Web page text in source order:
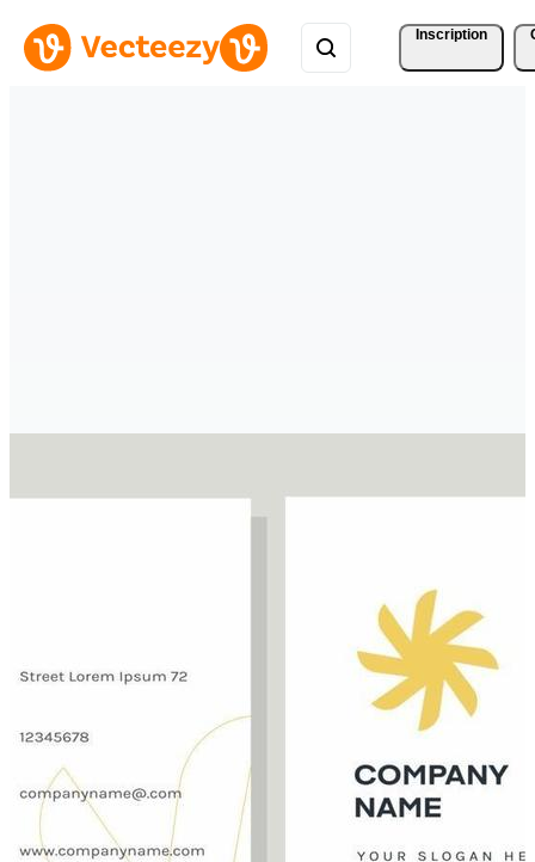
Inscription